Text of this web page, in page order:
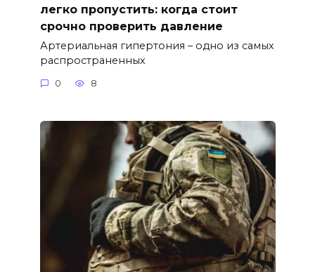
легко пропустить: когда стоит
срочно проверить давление
Артериальная гипертония – одно из самых
распространенных
0 8